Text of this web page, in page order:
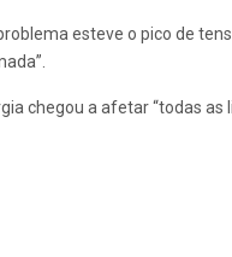
esteve o pico de
chegou a afetar “todas as